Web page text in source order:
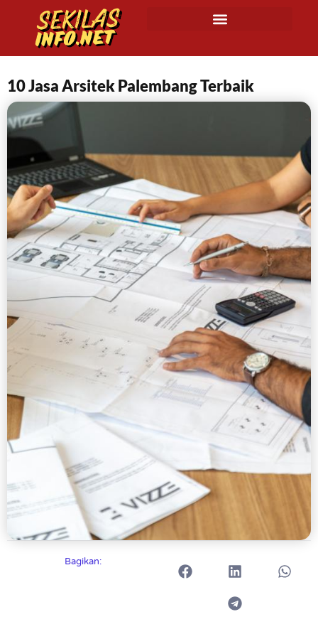
10 Jasa Arsitek Palembang Terbaik
Bagikan: